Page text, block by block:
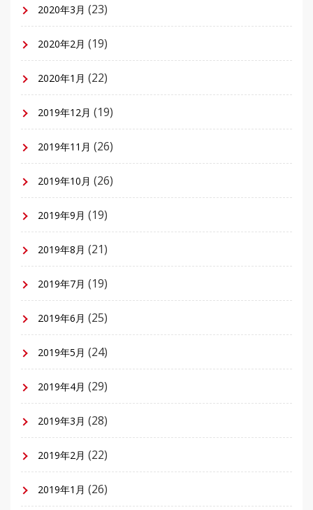
2020年3月 (23)
2020年2月 (19)
2020年1月 (22)
2019年12月 (19)
2019年11月 (26)
2019年10月 (26)
2019年9月 (19)
2019年8月 (21)
2019年7月 (19)
2019年6月 (25)
2019年5月 (24)
2019年4月 (29)
2019年3月 (28)
2019年2月 (22)
2019年1月 (26)